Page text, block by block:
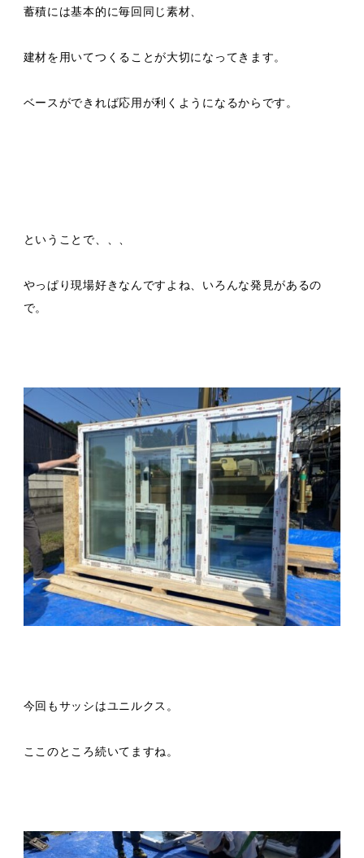
蓄積には基本的に毎回同じ素材、
建材を用いてつくることが大切になってきます。
ベースができれば応用が利くようになるからです。
ということで、、、
やっぱり現場好きなんですよね、いろんな発見があるの
で。
今回もサッシはユニルクス。
ここのところ続いてますね。